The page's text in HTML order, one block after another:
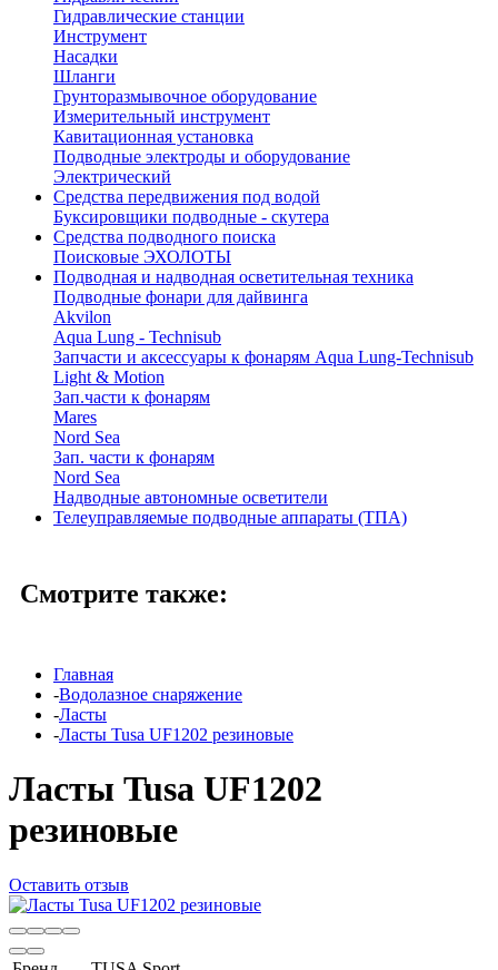
Гидравлические станции
Инструмент
Насадки
Шланги
Грунторазмывочное оборудование
Измерительный инструмент
Кавитационная установка
Подводные электроды и оборудование
Электрический
Средства передвижения под водой
Буксировщики подводные - скутера
Средства подводного поиска
Поисковые ЭХОЛОТЫ
Подводная и надводная осветительная техника
Подводные фонари для дайвинга
Akvilon
Aqua Lung - Technisub
Запчасти и аксессуары к фонарям Aqua Lung-Technisub
Light & Motion
Зап.части к фонарям
Mares
Nord Sea
Зап. части к фонарям
Nord Sea
Надводные автономные осветители
Телеуправляемые подводные аппараты (ТПА)
Смотрите также:
Главная
-Водолазное снаряжение
-Ласты
-Ласты Tusa UF1202 резиновые
Ласты Tusa UF1202
резиновые
Оставить отзыв